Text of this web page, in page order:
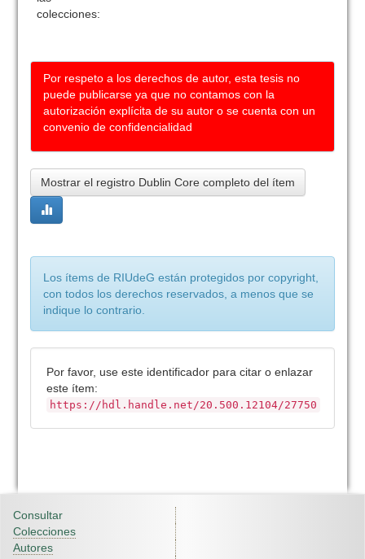
colecciones:
Por respeto a los derechos de autor, esta tesis no
puede publicarse ya que no contamos con la
autorización explícita de su autor o se cuenta con un
convenio de confidencialidad
Mostrar el registro Dublin Core completo del ítem
Los ítems de RIUdeG están protegidos por copyright,
con todos los derechos reservados, a menos que se
indique lo contrario.
Por favor, use este identificador para citar o enlazar
este ítem:
https://hdl.handle.net/20.500.12104/27750
Consultar
Colecciones
Autores